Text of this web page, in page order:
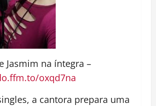
Jasmim na íntegra –
oxqd7na
a cantora prepara uma